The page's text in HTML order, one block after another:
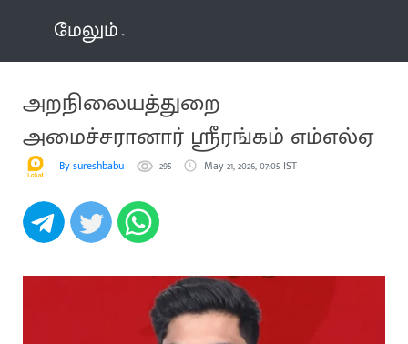
மேலும்
அறநிலையத்துறை
அமைச்சரானார் ஸ்ரீரங்கம் எம்எல்ஏ
By sureshbabu 295 May 21, 2026, 07:05 IST